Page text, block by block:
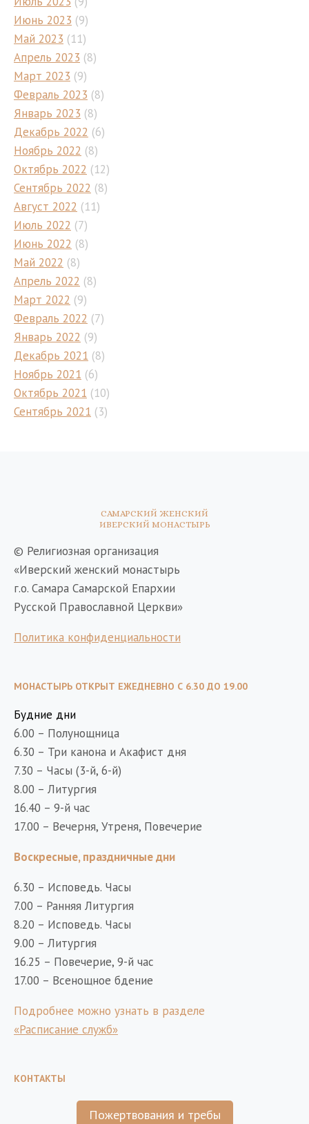
Июнь 2023 (9)
Май 2023 (11)
Апрель 2023 (8)
Март 2023 (9)
Февраль 2023 (8)
Январь 2023 (8)
Декабрь 2022 (6)
Ноябрь 2022 (8)
Октябрь 2022 (12)
Сентябрь 2022 (8)
Август 2022 (11)
Июль 2022 (7)
Июнь 2022 (8)
Май 2022 (8)
Апрель 2022 (8)
Март 2022 (9)
Февраль 2022 (7)
Январь 2022 (9)
Декабрь 2021 (8)
Ноябрь 2021 (6)
Октябрь 2021 (10)
Сентябрь 2021 (3)
САМАРСКИЙ ЖЕНСКИЙ
ИВЕРСКИЙ МОНАСТЫРЬ
© Религиозная организация
«Иверский женский монастырь
г.о. Самара Самарской Епархии
Русской Православной Церкви»
Политика конфиденциальности
МОНАСТЫРЬ ОТКРЫТ ЕЖЕДНЕВНО С 6.30 ДО 19.00
Будние дни
6.00 – Полунощница
6.30 – Три канона и Акафист дня
7.30 – Часы (3-й, 6-й)
8.00 – Литургия
16.40 – 9-й час
17.00 – Вечерня, Утреня, Повечерие
Воскресные, праздничные дни
6.30 – Исповедь. Часы
7.00 – Ранняя Литургия
8.20 – Исповедь. Часы
9.00 – Литургия
16.25 – Повечерие, 9-й час
17.00 – Всенощное бдение
Подробнее можно узнать в разделе
«Расписание служб»
КОНТАКТЫ
Пожертвования и требы